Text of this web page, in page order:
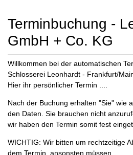
Terminbuchung -
GmbH + Co. KG
Willkommen bei der automatischen
Schlosserei Leonhardt - Frankfurt/
Hier ihr persönlicher Termin ....
Nach der Buchung erhalten "Sie" wie
den Daten. Sie brauchen nicht
wir haben den Termin somit fest
WICHTIG: Wir bitten um rechtzeitige
dem Termin, ansonsten müssen